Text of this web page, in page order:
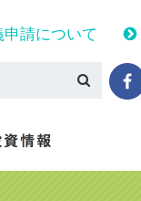
請について